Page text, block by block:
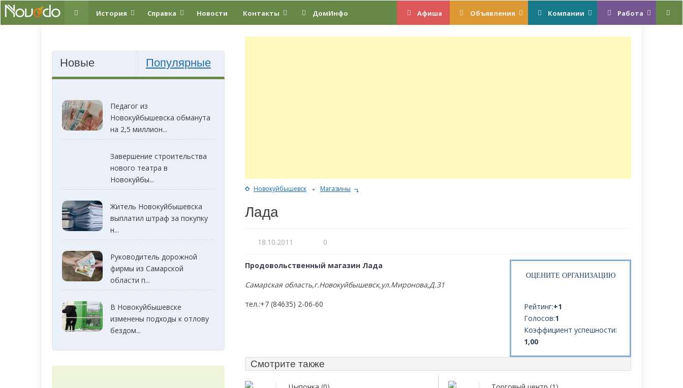
История Справка Новости Контакты Работа
Компании
Объявления
Афиша
ДомИнфо
Новокуйбышевск Магазины
Лада
18.10.2011 0
ОЦЕНИТЕ ОРГАНИЗАЦИЮ
Рейтинг:+1
Голосов:1
Коэффициент успешности:
1,00
Продовольственный магазин Лада
Самарская область,г.Новокуйбышевск,ул.Миронова,Д.31
тел.:+7 (84635) 2-06-60
Смотрите также
Новые Популярные
Педагог из
Новокуйбышевска обманута
на 2,5 миллион...
Завершение строительства
нового театра в
Новокуйбы...
Житель Новокуйбышевска
выплатил штраф за покупку
н...
Руководитель дорожной
фирмы из Самарской
области п...
В Новокуйбышевске
изменены подходы к отлову
бездом...